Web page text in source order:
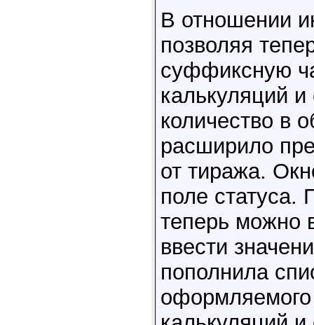
В отношении
позволяя
суффиксную
калькуляций
количество в
расширило
от тиража.
поле статуса.
теперь можно
ввести
пополнила